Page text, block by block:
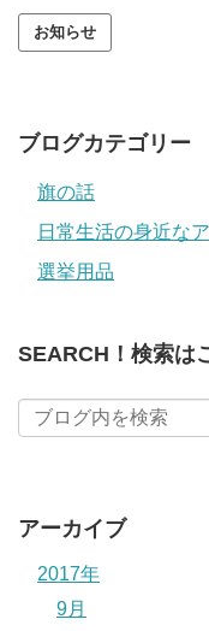
ル
ア
ブログカテゴリー
旗の話
日常生活の身近な
選挙用品
SEARCH！検索は
アーカイブ
2017年
9月